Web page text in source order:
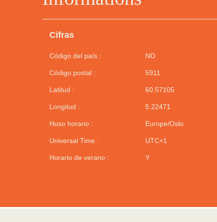
Cifras
Código del país : NO
Código postal : 5911
Latitud : 60.57105
Longitud : 5.22471
Huso horario : Europe/Oslo
Universal Time : UTC+1
Horario de verano : Y